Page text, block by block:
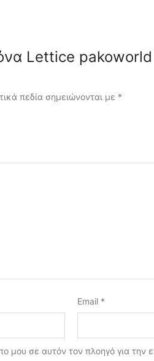
Lettice
πεδία σημειώνονται με *
Email *
μου σε αυτόν τον πλοηγό για